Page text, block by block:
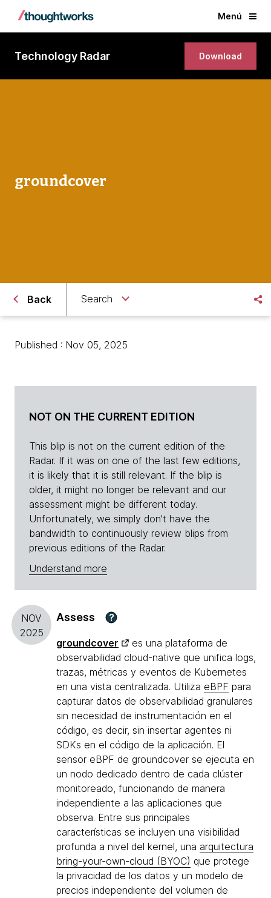
Menú
Technology Radar Download
groundcover
Back Search
Published : Nov 05, 2025
NOT ON THE CURRENT EDITION
This blip is not on the current edition of the
Radar. If it was on one of the last few editions,
it is likely that it is still relevant. If the blip is
older, it might no longer be relevant and our
assessment might be different today.
Unfortunately, we simply don't have the
bandwidth to continuously review blips from
previous editions of the Radar.
Understand more
NOV
2025
Assess ?
groundcover
es una plataforma de
observabilidad cloud-native que unifica logs,
trazas, métricas y eventos de Kubernetes
en una vista centralizada. Utiliza eBPF para
capturar datos de observabilidad granulares
sin necesidad de instrumentación en el
código, es decir, sin insertar agentes ni
SDKs en el código de la aplicación. El
sensor eBPF de groundcover se ejecuta en
un nodo dedicado dentro de cada clúster
monitoreado, funcionando de manera
independiente a las aplicaciones que
observa. Entre sus principales
características se incluyen una visibilidad
profunda a nivel del kernel, una arquitectura
bring-your-own-cloud (BYOC) que protege
la privacidad de los datos y un modelo de
precios independiente del volumen de